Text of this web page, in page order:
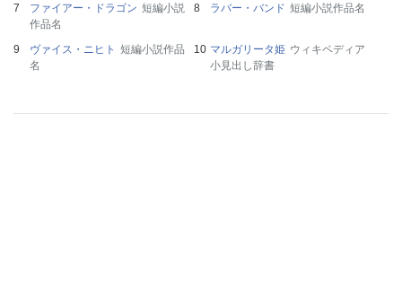
ファイアー・ドラゴン 短編小説
作品名
ラバー・バンド 短編小説作品名
ヴァイス・ニヒト 短編小説作品
名
マルガリータ姫 ウィキペディア
小見出し辞書